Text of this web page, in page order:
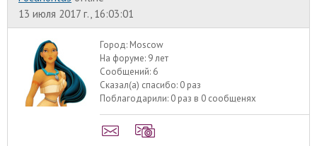
13 июля 2017 г., 16:03:01
Город: Moscow
На форуме: 9 лет
Сообщений: 6
Сказал(а) спасибо: 0 раз
Поблагодарили: 0 раз в 0 сообщенях